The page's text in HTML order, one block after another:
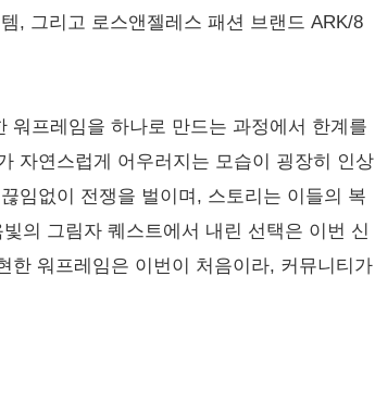
, 그리고 로스앤젤레스 패션 브랜드 ARK/8
워프레임을 하나로 만드는 과정에서 한계를
자연스럽게 어우러지는 모습이 굉장히 인상
임없이 전쟁을 벌이며, 스토리는 이들의 복
의 그림자 퀘스트에서 내린 선택은 이번 신
한 워프레임은 이번이 처음이라, 커뮤니티가